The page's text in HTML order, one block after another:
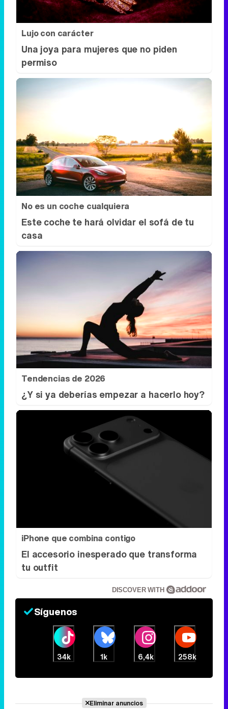
No es un coche cualquiera
Este coche te hará olvidar el sofá de tu
casa
Tendencias de 2026
¿Y si ya deberías empezar a hacerlo hoy?
iPhone que combina contigo
El accesorio inesperado que transforma
DISCOVER WITH
Síguenos
6,4k 258k
Eliminar anuncios